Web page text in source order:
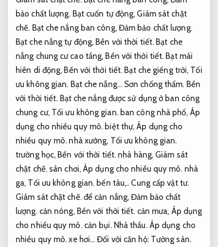
bảo chất lượng. Bạt cuốn tự động, Giám sát chặt
chẽ. Bạt che nắng ban công, Đảm bảo chất lượng.
Bạt che nắng tự động, Bền với thời tiết. Bạt che
nắng chung cư cao tầng, Bền với thời tiết. Bạt mái
hiên di động, Bền với thời tiết. Bạt che giếng trời, Tối
ưu không gian. Bạt che nắng… Sơn chống thấm. Bền
với thời tiết. Bạt che nắng được sử dụng ở ban công
chung cư, Tối ưu không gian.ban công nhà phố, Áp
dụng cho nhiều quy mô. biệt thự, Áp dụng cho
nhiều quy mô. nhà xưởng, Tối ưu không gian.
trường học, Bền với thời tiết. nhà hàng, Giám sát
chặt chẽ.sân chơi, Áp dụng cho nhiều quy mô. nhà
ga, Tối ưu không gian. bến tàu,.. Cung cấp vật tư.
Giám sát chặt chẽ.để cản nắng,Đảm bảo chất
lượng.cản nóng, Bền với thời tiết. cản mưa, Áp dụng
cho nhiều quy mô.cản bụi. Nhà thầu. Áp dụng cho
nhiều quy mô. xe hơi… Đối với căn hộ: Tường sàn.